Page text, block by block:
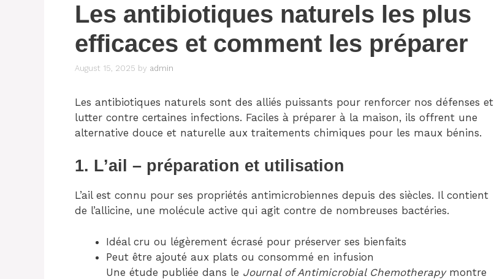
Les antibiotiques naturels les plus
efficaces et comment les préparer
August 15, 2025 by admin
Les antibiotiques naturels sont des alliés puissants pour renforcer nos défenses et
lutter contre certaines infections. Faciles à préparer à la maison, ils offrent une
alternative douce et naturelle aux traitements chimiques pour les maux bénins.
1. L’ail – préparation et utilisation
L’ail est connu pour ses propriétés antimicrobiennes depuis des siècles. Il contient
de l’allicine, une molécule active qui agit contre de nombreuses bactéries.
Idéal cru ou légèrement écrasé pour préserver ses bienfaits
Peut être ajouté aux plats ou consommé en infusion
Une étude publiée dans le Journal of Antimicrobial Chemotherapymontre